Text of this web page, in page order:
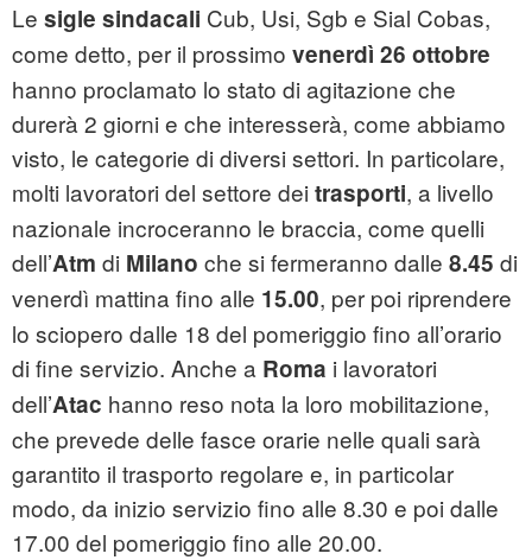
Le sigle sindacali Cub, Usi, Sgb e Sial Cobas,
come detto, per il prossimo venerdì 26 ottobre
hanno proclamato lo stato di agitazione che
durerà 2 giorni e che interesserà, come abbiamo
visto, le categorie di diversi settori. In particolare,
molti lavoratori del settore dei trasporti, a livello
nazionale incroceranno le braccia, come quelli
dell’Atm di Milano che si fermeranno dalle 8.45 di
venerdì mattina fino alle 15.00, per poi riprendere
lo sciopero dalle 18 del pomeriggio fino all’orario
di fine servizio. Anche a Roma i lavoratori
dell’Atac hanno reso nota la loro mobilitazione,
che prevede delle fasce orarie nelle quali sarà
garantito il trasporto regolare e, in particolar
modo, da inizio servizio fino alle 8.30 e poi dalle
17.00 del pomeriggio fino alle 20.00.